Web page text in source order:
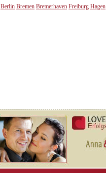
Berlin Bremen Bremerhaven Freiburg Hagen